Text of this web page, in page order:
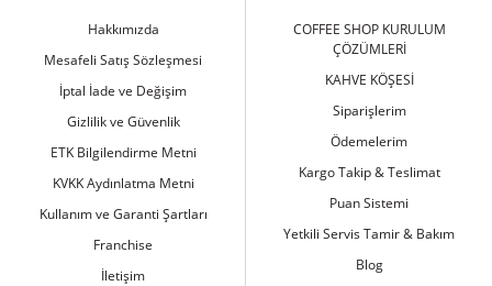
Hakkımızda
Mesafeli Satış Sözleşmesi
İptal İade ve Değişim
Gizlilik ve Güvenlik
ETK Bilgilendirme Metni
KVKK Aydınlatma Metni
Kullanım ve Garanti Şartları
Franchise
İletişim
COFFEE SHOP KURULUM
ÇÖZÜMLERİ
KAHVE KÖŞESİ
Siparişlerim
Ödemelerim
Kargo Takip & Teslimat
Puan Sistemi
Yetkili Servis Tamir & Bakım
Blog